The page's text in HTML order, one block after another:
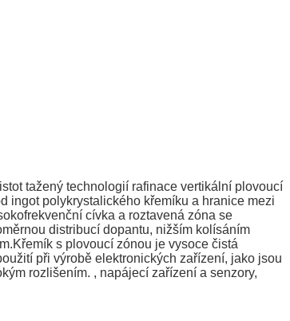
tažený technologií rafinace vertikální plovoucí
ingot polykrystalického křemíku a hranice mezi
cívka a roztavená zóna se
distribucí dopantu, nižším kolísáním
s plovoucí zónou je vysoce čistá
při výrobě elektronických zařízení, jako jsou
rozlišením. , napájecí zařízení a senzory,